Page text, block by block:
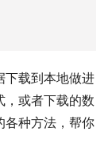
下载到本地做进
，或者下载的数
各种方法，帮你